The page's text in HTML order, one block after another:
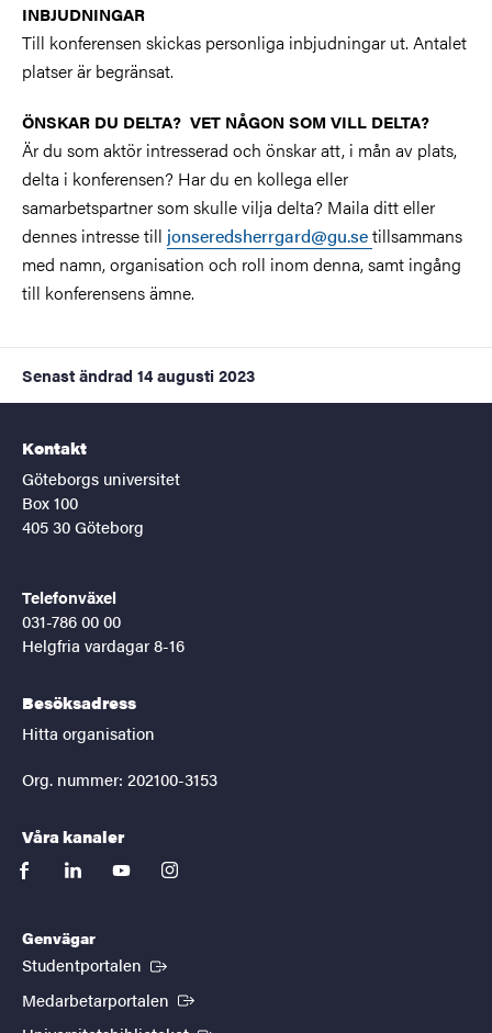
INBJUDNINGAR
Till konferensen skickas personliga inbjudningar ut. Antalet
platser är begränsat.
ÖNSKAR DU DELTA? VET NÅGON SOM VILL DELTA?
Är du som aktör intresserad och önskar att, i mån av plats,
delta i konferensen? Har du en kollega eller
samarbetspartner som skulle vilja delta? Maila ditt eller
dennes intresse till jonseredsherrgard@gu.setillsammans
med namn, organisation och roll inom denna, samt ingång
till konferensens ämne.
Senast ändrad 14 augusti 2023
Kontakt
Göteborgs universitet
Box 100
405 30 Göteborg
Telefonväxel
031-786 00 00
Helgfria vardagar 8-16
Besöksadress
Hitta organisation
Org. nummer: 202100-3153
Våra kanaler
facebooklinkedinyoutubeinstagram
Genvägar
Studentportalen (Extern länk)
Medarbetarportalen (Extern länk)